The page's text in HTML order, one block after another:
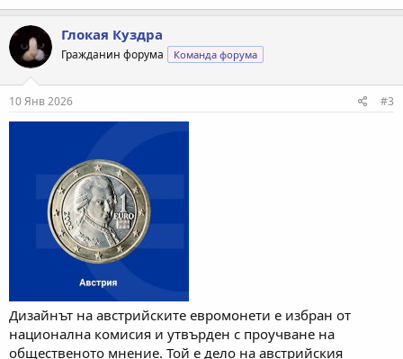
Глокая Куздра
Гражданин форума Команда форума
10 Янв 2026 #3
Дизайнът на австрийските евромонети е избран от
национална комисия и утвърден с проучване на
общественото мнение. Той е дело на австрийския